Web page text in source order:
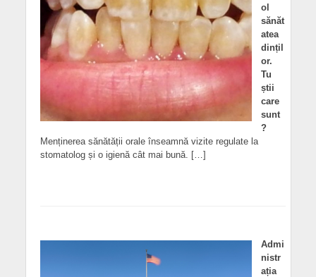
ol
sănăt
atea
dințil
or.
Tu
știi
care
sunt
?
Menținerea sănătății orale înseamnă vizite regulate la
stomatolog și o igienă cât mai bună. […]
Admi
nistr
ația